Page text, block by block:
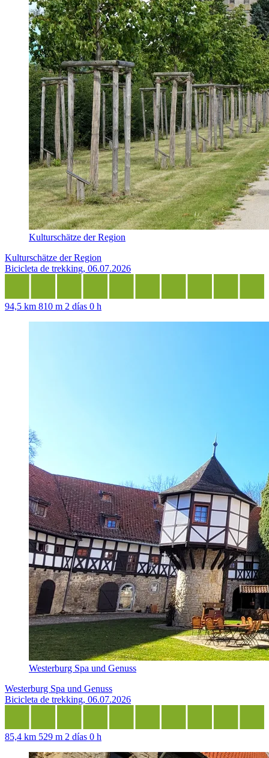
Kulturschätze der Region
Kulturschätze der Region
Bicicleta de trekking, 06.07.2026
94,5 km 810 m 2 días 0 h
Westerburg Spa und Genuss
Westerburg Spa und Genuss
Bicicleta de trekking, 06.07.2026
85,4 km 529 m 2 días 0 h